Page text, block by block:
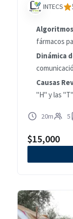
INTECS
fármacos
Dinámica
Causas
"H" y las
20m 5
$15,000